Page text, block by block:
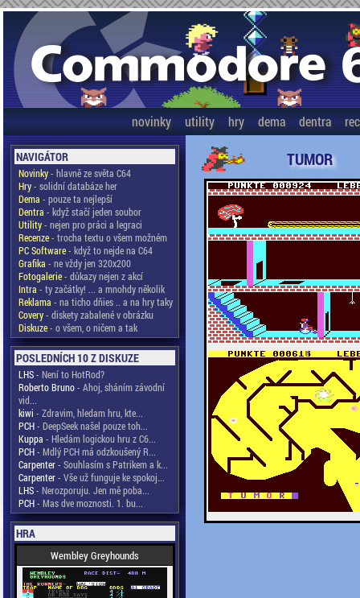
novinky utility hry dema dentra
NAVIGÁTOR
Novinky- hlavně ze světa C64
Hry- solidní databáze her
Dema - pouze ta nejlepší
Dentra - když stačí jeden soubor
Utility- nejen pro práci a legraci
Recenze- trocha textu o všem možném
PC Software- když to nejde na C64
Grafika - ne vždy jen 320x200
Fotogalerie- důkazy nejen z akcí
Intra - ty začátky! ... a mnohdy několik
Reklama - na ticho dňies .. a na hry taky
Covery- diskety zabalené v obrázku
Diskuze- o všem, o ničem a tak
POSLEDNÍCH 10 Z DISKUZE
LHS- Není to HotRod?
Roberto Bruno- Ahoj, sháním závodní
vid...
kiwi - Zdravim, hledam hru, kte...
PCH- DeepSeek našel pouze toh...
Kuppa - Hledám logickou hru z C6...
PCH- Mdlý PCH má odzkoušený R...
Carpenter- Souhlasím s Patrikem a k...
Carpenter- Vše už funguje ke spokoj...
LHS- Nerozporuju. Jen mě poba...
PCH- Mas dve moznosti. 1. bu...
HRA
Wembley Greyhounds
TUMOR